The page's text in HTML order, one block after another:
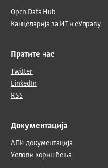
Open Data Hub
Канцеларија за ИТ и еУправу
Пратите нас
Twitter
LinkedIn
RSS
Документација
АПИ документација
Услови коришћења